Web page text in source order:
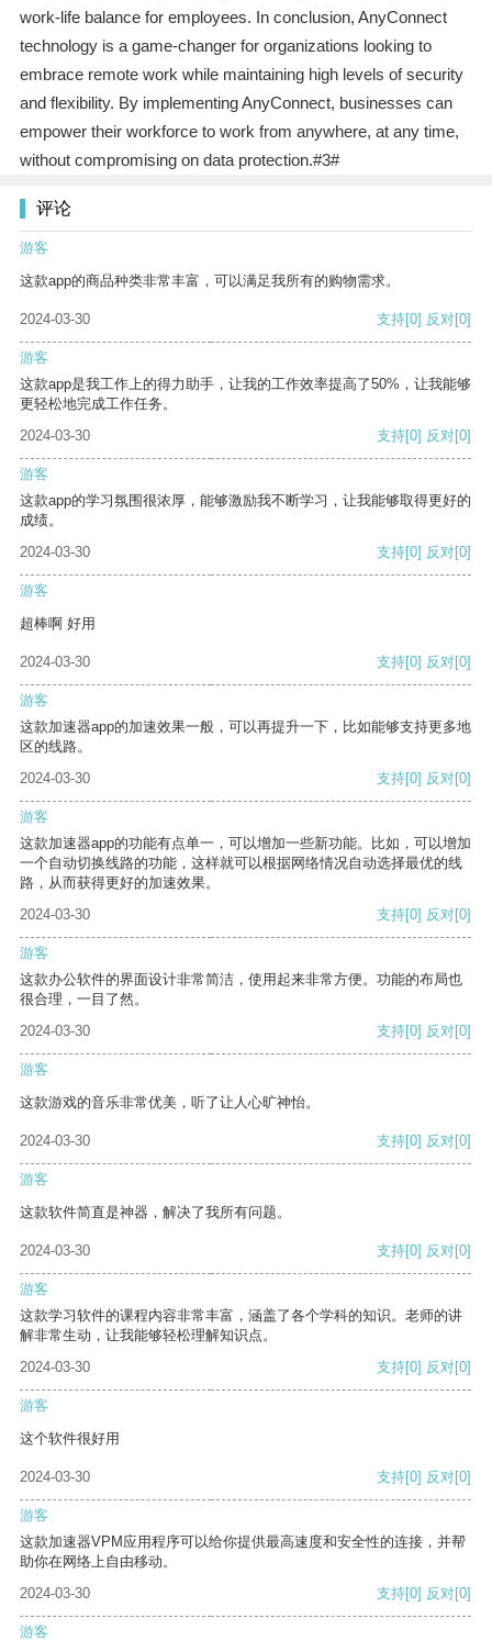
work-life balance for employees. In conclusion, AnyConnect
technology is a game-changer for organizations looking to
embrace remote work while maintaining high levels of security
and flexibility. By implementing AnyConnect, businesses can
empower their workforce to work from anywhere, at any time,
without compromising on data protection.#3#
评论
游客
这款app的商品种类非常丰富，可以满足我所有的购物需求。
2024-03-30 支持[0] 反对[0]
游客
这款app是我工作上的得力助手，让我的工作效率提高了50%，让我能够
更轻松地完成工作任务。
2024-03-30
支持[0] 反对[0]
游客
这款app的学习氛围很浓厚，能够激励我不断学习，让我能够取得更好的
成绩。
2024-03-30
支持[0] 反对[0]
游客
超棒啊 好用
2024-03-30 支持[0] 反对[0]
游客
这款加速器app的加速效果一般，可以再提升一下，比如能够支持更多地
区的线路。
2024-03-30
支持[0] 反对[0]
游客
这款加速器app的功能有点单一，可以增加一些新功能。比如，可以增加
一个自动切换线路的功能，这样就可以根据网络情况自动选择最优的线
路，从而获得更好的加速效果。
2024-03-30
支持[0] 反对[0]
游客
这款办公软件的界面设计非常简洁，使用起来非常方便。功能的布局也
很合理，一目了然。
2024-03-30
支持[0] 反对[0]
游客
这款游戏的音乐非常优美，听了让人心旷神怡。
2024-03-30 支持[0] 反对[0]
游客
这款软件简直是神器，解决了我所有问题。
2024-03-30 支持[0] 反对[0]
游客
这款学习软件的课程内容非常丰富，涵盖了各个学科的知识。老师的讲
解非常生动，让我能够轻松理解知识点。
2024-03-30
支持[0] 反对[0]
游客
这个软件很好用
2024-03-30 支持[0] 反对[0]
游客
这款加速器VPM应用程序可以给你提供最高速度和安全性的连接，并帮
助你在网络上自由移动。
2024-03-30
支持[0] 反对[0]
游客